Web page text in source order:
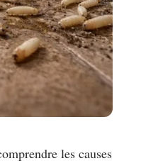
les causes